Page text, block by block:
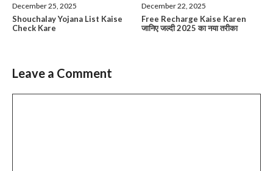
December 25, 2025
Shouchalay Yojana List Kaise
Check Kare
December 22, 2025
Free Recharge Kaise Karen
जानिए जल्दी 2025 का नया तरीका
Leave a Comment